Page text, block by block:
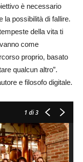
è necessario
la possibilità di fallire.
della vita ti
come
proprio, basato
qualcun altro”.
e filosofo digitale.
1 di 3